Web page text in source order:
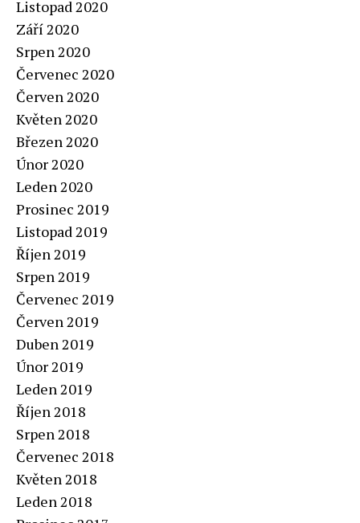
Listopad 2020
Září 2020
Srpen 2020
Červenec 2020
Červen 2020
Květen 2020
Březen 2020
Únor 2020
Leden 2020
Prosinec 2019
Listopad 2019
Říjen 2019
Srpen 2019
Červenec 2019
Červen 2019
Duben 2019
Únor 2019
Leden 2019
Říjen 2018
Srpen 2018
Červenec 2018
Květen 2018
Leden 2018